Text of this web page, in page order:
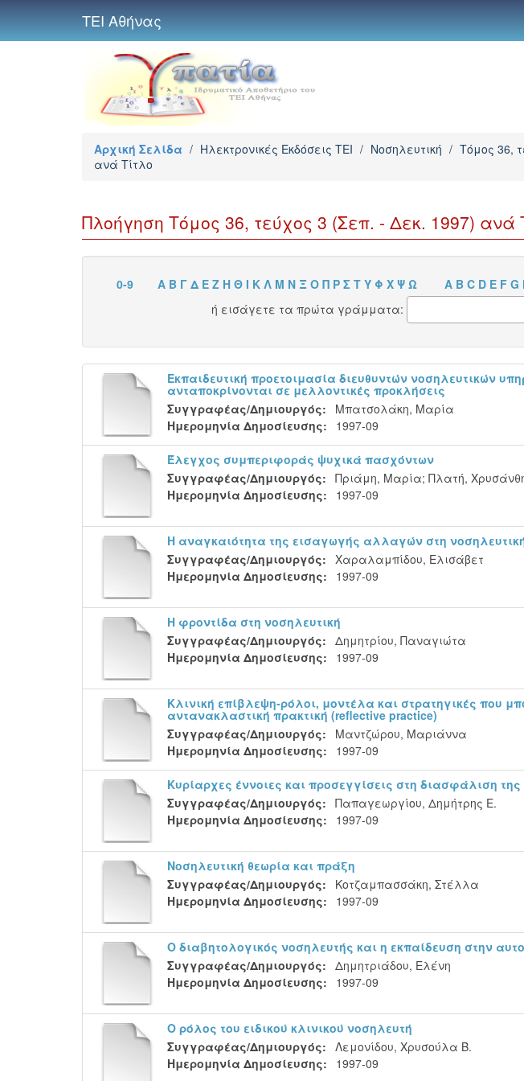
ΤΕΙ Αθήνας
Αρχική Σελίδα / Ηλεκτρονικές Εκδόσεις TEI / Νοσηλευτική / Τόμος 36,
ανά Τίτλο
Πλοήγηση Τόμος 36, τεύχος 3 (Σεπ. - Δεκ. 1997) ανά
0-9 Α Β Γ Δ Ε Ζ Η Θ Ι Κ Λ Μ Ν Ξ Ο Π Ρ Σ Τ Υ Φ Χ Ψ Ω A B C D E F G
ή εισάγετε τα πρώτα γράμματα:
Εκπαιδευτική προετοιμασία διευθυντών νοσηλευτικών
ανταποκρίνονται σε μελλοντικές προκλήσεις
Συγγραφέας/Δημιουργός:
Μπατσολάκη, Μαρία
Ημερομηνία Δημοσίευσης:
1997-09
Έλεγχος συμπεριφοράς ψυχικά πασχόντων
Συγγραφέας/Δημιουργός: Πριάμη, Μαρία; Πλατή,
Ημερομηνία Δημοσίευσης:
1997-09
Η αναγκαιότητα της εισαγωγής αλλαγών στη
Συγγραφέας/Δημιουργός: Χαραλαμπίδου, Ελισάβετ
Ημερομηνία Δημοσίευσης:
1997-09
Η φροντίδα στη νοσηλευτική
Συγγραφέας/Δημιουργός: Δημητρίου, Παναγιώτα
Ημερομηνία Δημοσίευσης:
1997-09
Κλινική επίβλεψη-ρόλοι, μοντέλα και στρατηγικές που
αντανακλαστική πρακτική (reflective practice)
Συγγραφέας/Δημιουργός:
Μαντζώρου, Μαριάννα
Ημερομηνία Δημοσίευσης:
1997-09
Κυρίαρχες έννοιες και προσεγγίσεις στη διασφάλιση της
Συγγραφέας/Δημιουργός: Παπαγεωργίου, Δημήτρης Ε.
Ημερομηνία Δημοσίευσης:
1997-09
Νοσηλευτική θεωρία και πράξη
Συγγραφέας/Δημιουργός:
Κοτζαμπασσάκη, Στέλλα
Ημερομηνία Δημοσίευσης:
1997-09
Ο διαβητολογικός νοσηλευτής και η εκπαίδευση στην
Συγγραφέας/Δημιουργός: Δημητριάδου, Ελένη
Ημερομηνία Δημοσίευσης:
1997-09
Ο ρόλος του ειδικού κλινικού νοσηλευτή
Συγγραφέας/Δημιουργός: Λεμονίδου, Χρυσούλα Β.
Ημερομηνία Δημοσίευσης:
1997-09